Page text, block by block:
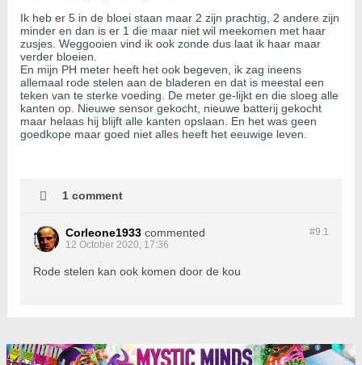
Ik heb er 5 in de bloei staan maar 2 zijn prachtig, 2 andere zijn
minder en dan is er 1 die maar niet wil meekomen met haar
zusjes. Weggooien vind ik ook zonde dus laat ik haar maar
verder bloeien.
En mijn PH meter heeft het ook begeven, ik zag ineens
allemaal rode stelen aan de bladeren en dat is meestal een
teken van te sterke voeding. De meter ge-lijkt en die sloeg alle
kanten op. Nieuwe sensor gekocht, nieuwe batterij gekocht
maar helaas hij blijft alle kanten opslaan. En het was geen
goedkope maar goed niet alles heeft het eeuwige leven.
1 comment
#9.1
Corleone1933 commented
12 October 2020, 17:36
Rode stelen kan ook komen door de kou